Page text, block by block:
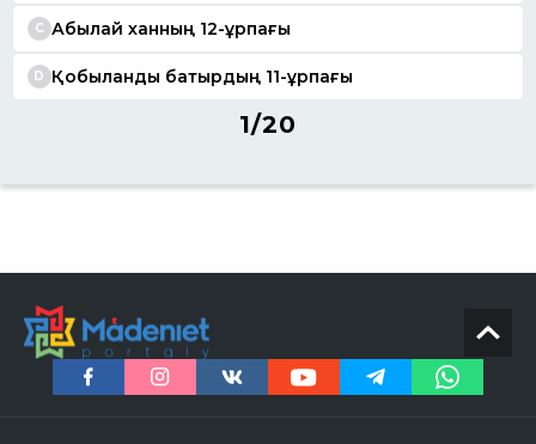
C Абылай ханның 12-ұрпағы
D Қобыланды батырдың 11-ұрпағы
1/20